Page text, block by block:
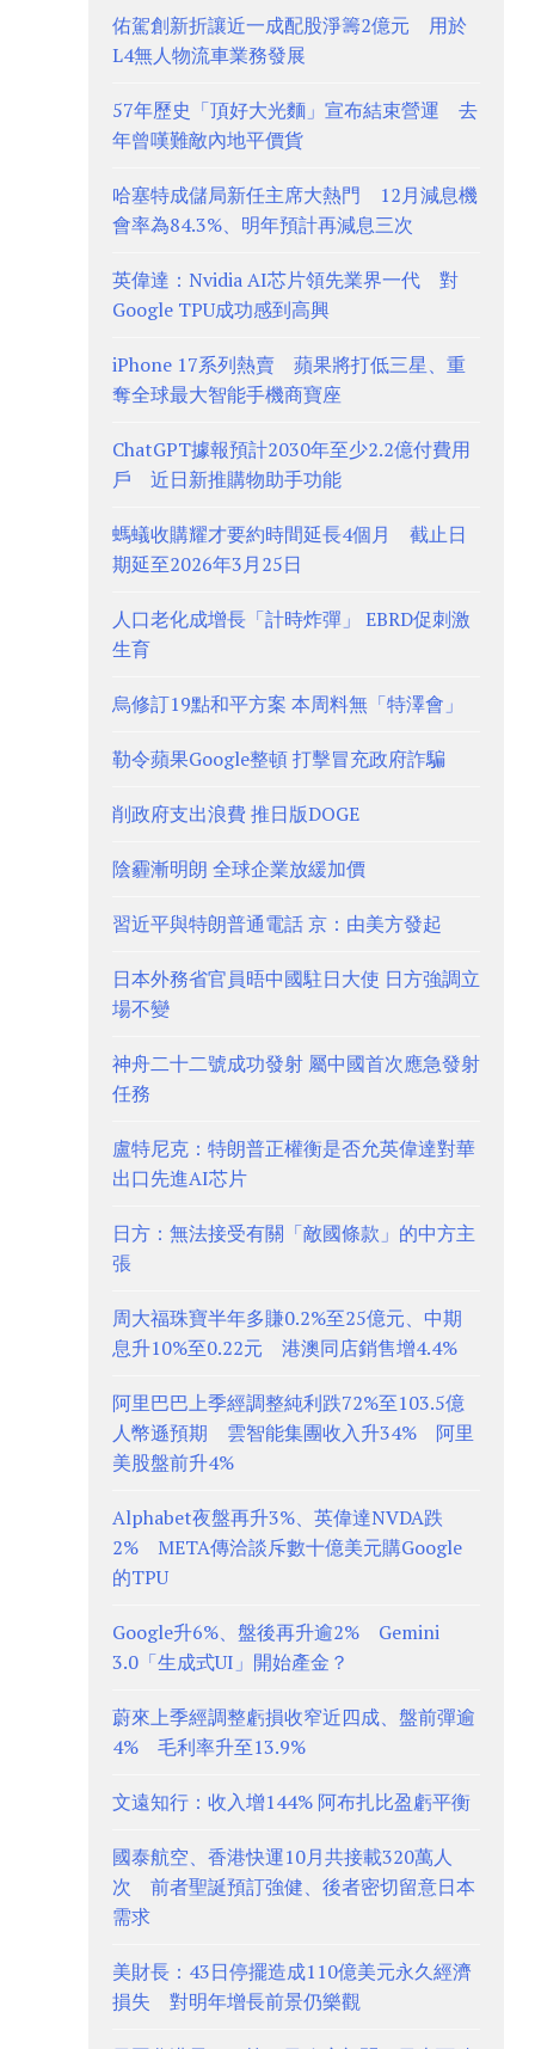
佑駕創新折讓近一成配股淨籌2億元 用於
L4無人物流車業務發展
57年歷史「頂好大光麵」宣布結束營運 去
年曾嘆難敵內地平價貨
哈塞特成儲局新任主席大熱門 12月減息機
會率為84.3%、明年預計再減息三次
英偉達：Nvidia AI芯片領先業界一代 對
Google TPU成功感到高興
iPhone 17系列熱賣 蘋果將打低三星、重
奪全球最大智能手機商寶座
ChatGPT據報預計2030年至少2.2億付費用
戶 近日新推購物助手功能
螞蟻收購耀才要約時間延長4個月 截止日
期延至2026年3月25日
人口老化成增長「計時炸彈」 EBRD促刺激
生育
烏修訂19點和平方案 本周料無「特澤會」
勒令蘋果Google整頓 打擊冒充政府詐騙
削政府支出浪費 推日版DOGE
陰霾漸明朗 全球企業放緩加價
習近平與特朗普通電話 京：由美方發起
日本外務省官員晤中國駐日大使 日方強調立
場不變
神舟二十二號成功發射 屬中國首次應急發射
任務
盧特尼克：特朗普正權衡是否允英偉達對華
出口先進AI芯片
日方：無法接受有關「敵國條款」的中方主
張
周大福珠寶半年多賺0.2%至25億元、中期
息升10%至0.22元 港澳同店銷售增4.4%
阿里巴巴上季經調整純利跌72%至103.5億
人幣遜預期 雲智能集團收入升34% 阿里
美股盤前升4%
Alphabet夜盤再升3%、英偉達NVDA跌
2% META傳洽談斥數十億美元購Google
的TPU
Google升6%、盤後再升逾2% Gemini
3.0「生成式UI」開始產金？
蔚來上季經調整虧損收窄近四成、盤前彈逾
4% 毛利率升至13.9%
文遠知行：收入增144% 阿布扎比盈虧平衡
國泰航空、香港快運10月共接載320萬人
次 前者聖誕預訂強健、後者密切留意日本
需求
美財長：43日停擺造成110億美元永久經濟
損失 對明年增長前景仍樂觀